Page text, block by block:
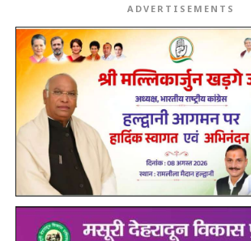
ADVERTISEMENTS